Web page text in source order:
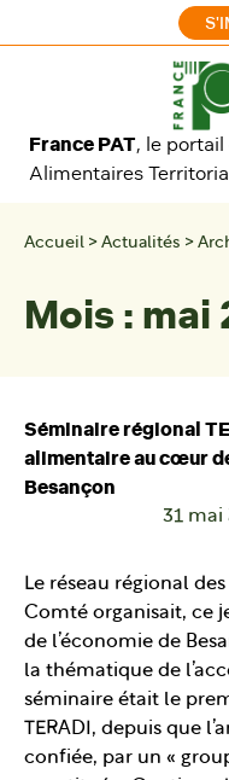
France PAT, le
Alimentaires
Accueil > Actualités >
Mois : mai
Séminaire régional
alimentaire au cœur
Besançon
31 mai
Le réseau régional
Comté organisait, ce
de l’économie de
la thématique de
séminaire était le
TERADI, depuis que
confiée, par un «